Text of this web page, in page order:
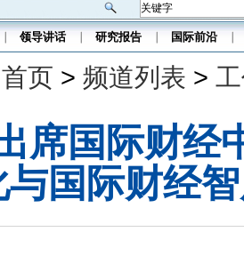
领导讲话 研究报告 国际前沿
首页 >频道列表 >
席国际财经
与国际财经